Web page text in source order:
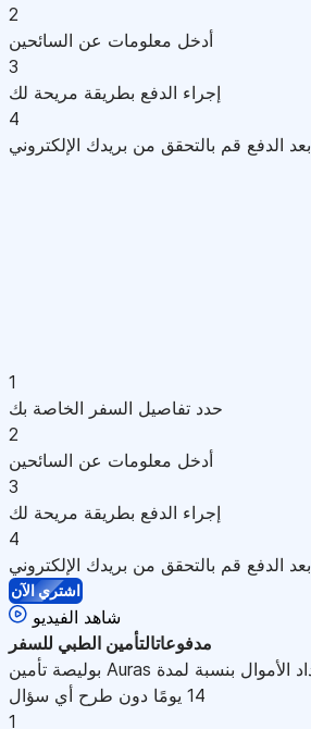
2
أدخل معلومات عن السائحين
3
إجراء الدفع بطريقة مريحة لك
4
بعد الدفع قم بالتحقق من بريدك الإلكتروني
1
حدد تفاصيل السفر الخاصة بك
2
أدخل معلومات عن السائحين
3
إجراء الدفع بطريقة مريحة لك
4
بعد الدفع قم بالتحقق من بريدك الإلكتروني
اشتري الآن
شاهد الفيديو
مدفوعاتالتأمين الطبي للسفر
بوليصة تأمين Auras مدعومة بضمان استرداد الأموال بنسبة لمدة
14 يومًا دون طرح أي سؤال
1